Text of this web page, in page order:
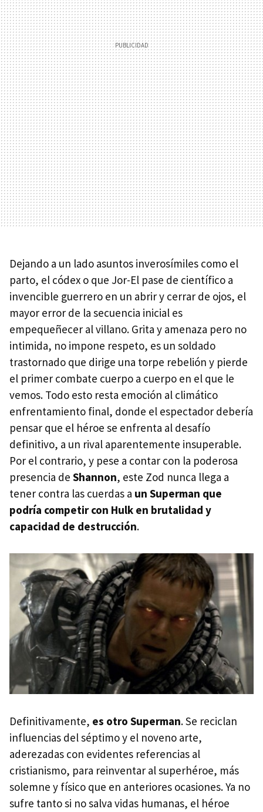
Dejando a un lado asuntos inverosímiles como el
parto, el códex o que Jor-El pase de científico a
invencible guerrero en un abrir y cerrar de ojos, el
mayor error de la secuencia inicial es
empequeñecer al villano. Grita y amenaza pero no
intimida, no impone respeto, es un soldado
trastornado que dirige una torpe rebelión y pierde
el primer combate cuerpo a cuerpo en el que le
vemos. Todo esto resta emoción al climático
enfrentamiento final, donde el espectador debería
pensar que el héroe se enfrenta al desafío
definitivo, a un rival aparentemente insuperable.
Por el contrario, y pese a contar con la poderosa
presencia de Shannon, este Zod nunca llega a
tener contra las cuerdas a un Superman que
podría competir con Hulk en brutalidad y
capacidad de destrucción.
Definitivamente, es otro Superman. Se reciclan
influencias del séptimo y el noveno arte,
aderezadas con evidentes referencias al
cristianismo, para reinventar al superhéroe, más
solemne y físico que en anteriores ocasiones. Ya no
sufre tanto si no salva vidas humanas, el héroe